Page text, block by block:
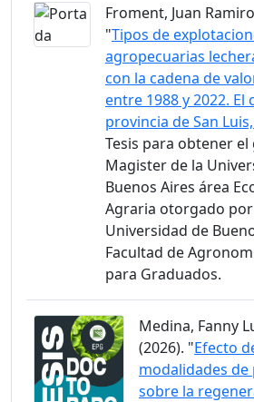
Froment, Juan
"Tipos de
agropecuarias
con la cadena de
entre 1988 y 2022. El
provincia de San
Tesis para obtener
Magister de la
Buenos Aires área
Agraria otorgado
Universidad de
Facultad de
para Graduados.
Medina, Fanny
(2026). "Efecto
modalidades de
sobre la